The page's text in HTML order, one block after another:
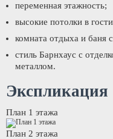
переменная этажность;
высокие потолки в
комната отдыха и баня
стиль Барнхаус с
металлом.
Экспликация
План 1 этажа
План 2 этажа